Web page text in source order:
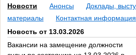
Новости Анонсы
Доклады,
материалы
Контактная информация
Новость от 13.03.2026
Вакансии на замещение должности